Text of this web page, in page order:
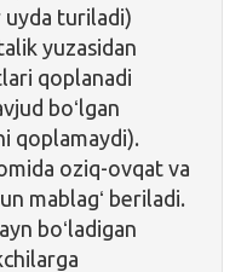
turiladi)
yuzasidan
qoplanadi
boʻlgan
qoplamaydi).
oziq-ovqat va
mablagʻ beriladi.
boʻladigan